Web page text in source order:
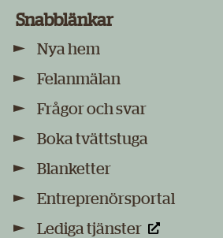
Snabblänkar
Nya hem
Felanmälan
Frågor och svar
Boka tvättstuga
Blanketter
Entreprenörsportal
Lediga tjänster